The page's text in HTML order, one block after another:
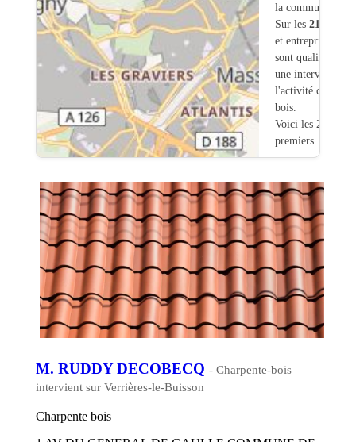
la commune.
Sur les 217
et entreprises
sont qualifiés
une intervention
l'activité
bois.
Voici les 20
premiers.
M. RUDDY DECOBECQ - Charpente-bois
intervient sur Verrières-le-Buisson
Charpente bois